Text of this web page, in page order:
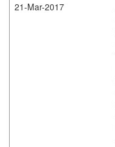
21-Mar-2017